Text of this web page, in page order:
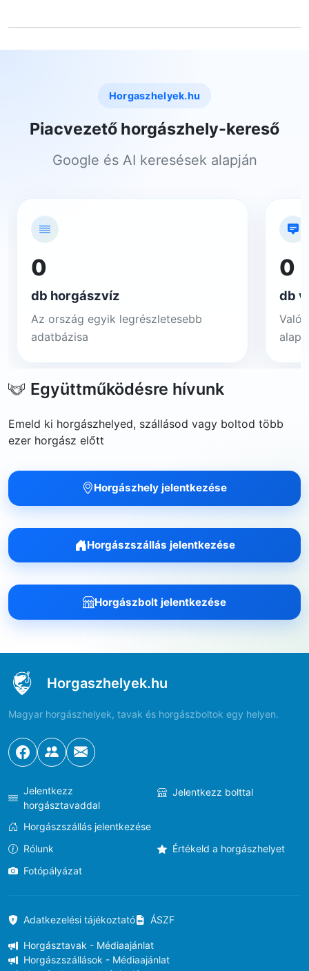
Horgaszhelyek.hu
Piacvezető horgászhely-kereső
Google és AI keresések alapján
0
db horgászvíz
Az ország egyik legrészletesebb
adatbázisa
0
db
Együttműködésre hívunk
Emeld ki horgászhelyed, szállásod vagy boltod több
ezer horgász előtt
Horgászhely jelentkezése
Horgászszállás jelentkezése
Horgászbolt jelentkezése
Horgaszhelyek.hu
Magyar horgászhelyek, tavak és horgászboltok egy helyen.
Jelentkezz
horgásztavaddal
Jelentkezz bolttal
Horgászszállás jelentkezése
Rólunk
Értékeld a horgászhelyet
Fotópályázat
Adatkezelési tájékoztató ÁSZF
Horgásztavak - Médiaajánlat
Horgászszállások - Médiaajánlat